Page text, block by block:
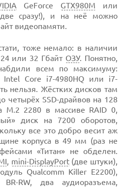
GeForce GTX980M или
две сразу!), и на неё можно
видеопамяти.
тоже немало: в наличии
или 32 Гбайт ОЗУ. Понятно,
всем по максимуму:
Intel Core i7-4980HQ или i7-
нельзя. Жёстких дисков там
четырёх SSD-драйвов на 128
M.2 2280 в массиве RAID 0,
диск на 7200 оборотов,
все это добро весит аж
корпуса в 49 мм (раз не
«Титан» не обделен.
, mini-DisplayPort(две штуки),
Qualcomm Killer E2200),
RW, два аудиоразъема,